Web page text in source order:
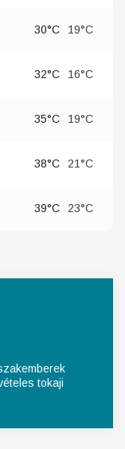
30°C 19°C
32°C 16°C
35°C 19°C
38°C 21°C
39°C 23°C
tokaji